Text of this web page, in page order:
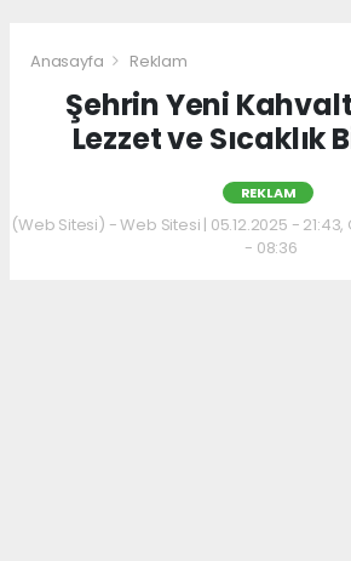
Anasayfa Reklam
Şehrin Yeni
Lezzet ve Sıcaklık
REKLAM
(Web Sitesi) - Web Sitesi | 05.12.2025 -
- 08:36